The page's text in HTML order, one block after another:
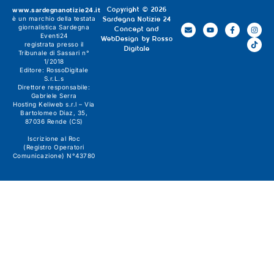
Copyright © 2026
Sardegna Notizie 24
Concept and
WebDesign by Rosso
Digitale
www.sardegnanotizie24.it
è un marchio della testata
giornalistica Sardegna
Eventi24
registrata presso il
Tribunale di Sassari n°
1/2018
Editore: RossoDigitale
S.r.L.s
Direttore responsabile:
Gabriele Serra
Hosting Keliweb s.r.l – Via
Bartolomeo Diaz, 35,
87036 Rende (CS)
Iscrizione al Roc
(Registro Operatori
Comunicazione) N°43780